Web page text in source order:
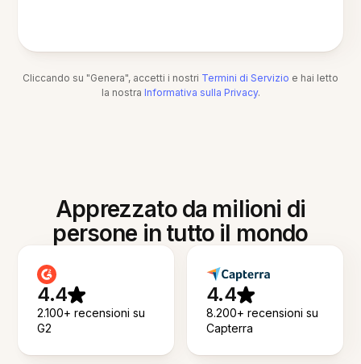
Cliccando su "Genera", accetti i nostri Termini di Servizio e hai letto
la nostra Informativa sulla Privacy.
Apprezzato da milioni di
persone in tutto il mondo
4.4
2.100+ recensioni su
G2
4.4
8.200+ recensioni su
Capterra